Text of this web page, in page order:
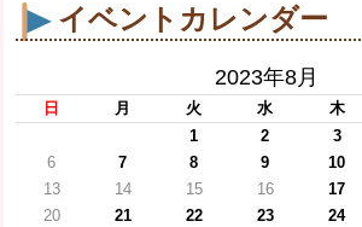
イベントカレンダー
2023年8月
日 月 火 水 木
1
2 3
6
7 8 9 10
13
14 15 16 17
20
21 22 23 24